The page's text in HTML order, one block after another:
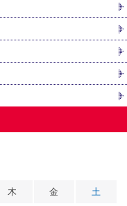
木 金 土